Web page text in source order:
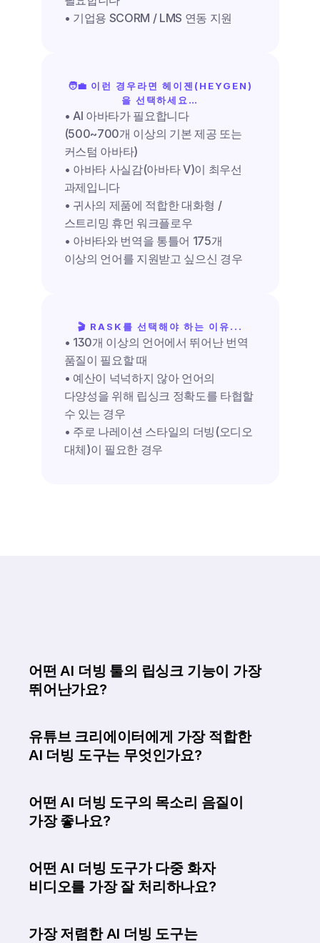
• 기업용 SCORM / LMS 연동 지원
🧑‍💼 이런 경우라면 헤이젠(HEYGEN)
을 선택하세요…
• AI 아바타가 필요합니다
(500~700개 이상의 기본 제공 또는
커스텀 아바타)
• 아바타 사실감(아바타 V)이 최우선
과제입니다
• 귀사의 제품에 적합한 대화형 /
스트리밍 휴먼 워크플로우
• 아바타와 번역을 통틀어 175개
이상의 언어를 지원받고 싶으신 경우
🎬 RASK를 선택해야 하는 이유...
• 130개 이상의 언어에서 뛰어난 번역
품질이 필요할 때
• 예산이 넉넉하지 않아 언어의
다양성을 위해 립싱크 정확도를 타협할
수 있는 경우
• 주로 나레이션 스타일의 더빙(오디오
대체)이 필요한 경우
어떤 AI 더빙 툴의 립싱크 기능이 가장
뛰어난가요?
유튜브 크리에이터에게 가장 적합한
AI 더빙 도구는 무엇인가요?
어떤 AI 더빙 도구의 목소리 음질이
가장 좋나요?
어떤 AI 더빙 도구가 다중 화자
비디오를 가장 잘 처리하나요?
가장 저렴한 AI 더빙 도구는